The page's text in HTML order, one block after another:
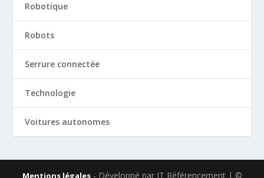
Robotique
Robots
Serrure connectée
Technologie
Voitures autonomes
Mentions légales- Développé par IT Référencement | ©